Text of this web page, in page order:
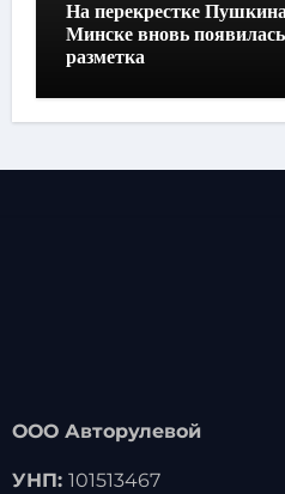
На перекрестке
Минске вновь
разметка
ООО Авторулевой
УНП: 101513467